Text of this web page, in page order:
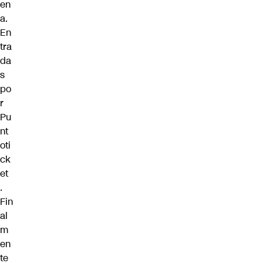
en
a.
En
tra
da
s
po
r
Pu
nt
oti
ck
et
.
Fin
al
m
en
te